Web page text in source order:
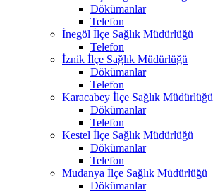
Dökümanlar
Telefon
İnegöl İlçe Sağlık Müdürlüğü
Telefon
İznik İlçe Sağlık Müdürlüğü
Dökümanlar
Telefon
Karacabey İlçe Sağlık Müdürlüğü
Dökümanlar
Telefon
Kestel İlçe Sağlık Müdürlüğü
Dökümanlar
Telefon
Mudanya İlçe Sağlık Müdürlüğü
Dökümanlar